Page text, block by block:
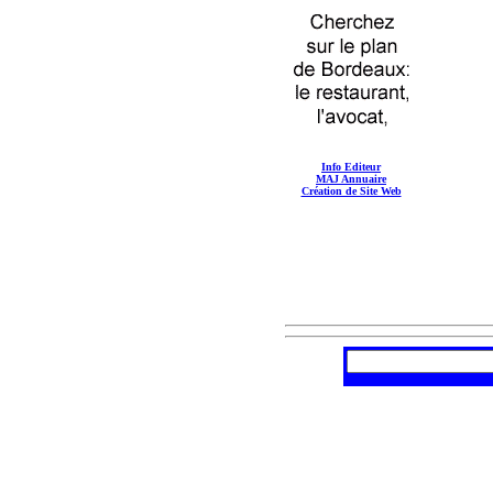
Info Editeur
MAJ Annuaire
Création de Site Web